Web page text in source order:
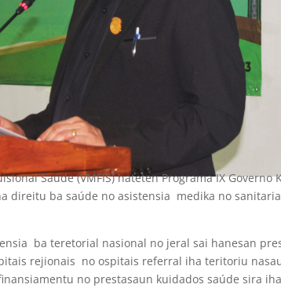
Saúde (VMFIS) hateten Programa IX
direitu ba saúde no asistensia medika no
ba teretorial nasional no jeral sai hanesan
rejionais no ospitais referral iha teritoriu
no prestasaun kuidados saúde sira